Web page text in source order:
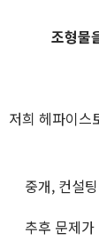
조형물
저희 헤파이스
중개, 컨설
추후 문제